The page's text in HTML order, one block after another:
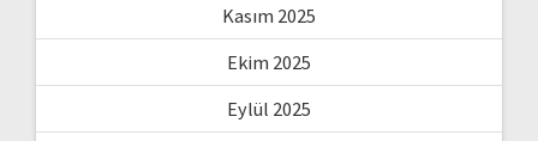
Kasım 2025
Ekim 2025
Eylül 2025